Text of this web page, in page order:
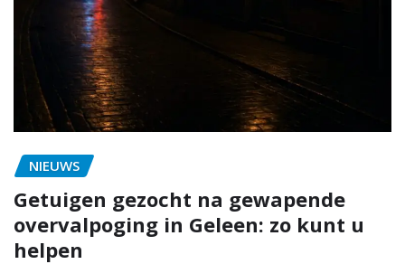
NIEUWS
Getuigen gezocht na gewapende
overvalpoging in Geleen: zo kunt u
helpen